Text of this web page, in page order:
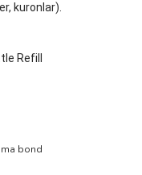
kuronlar).
Refill
ve diğer
bond